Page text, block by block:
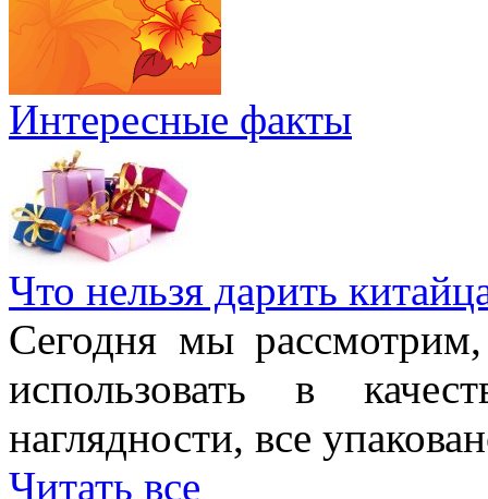
Интересные факты
Что нельзя дарить
Сегодня мы
использовать в
наглядности, все
Читать все